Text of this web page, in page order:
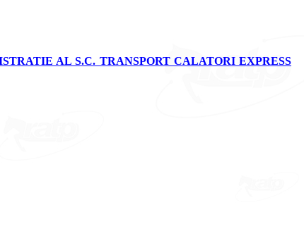
AL S.C. TRANSPORT CALATORI EXPRESS